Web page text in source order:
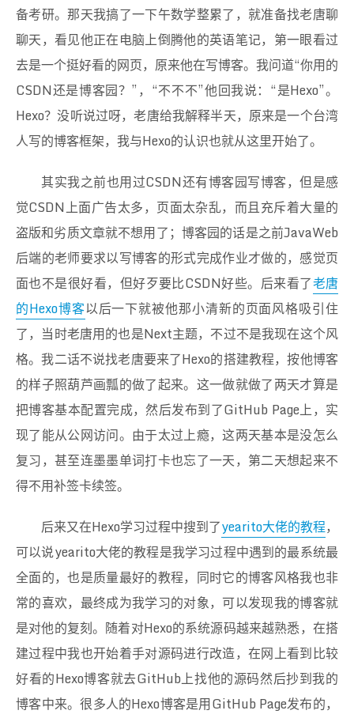
备考研。那天我搞了一下午数学整累了，就准备找老唐聊
聊天，看见他正在电脑上倒腾他的英语笔记，第一眼看过
去是一个挺好看的网页，原来他在写博客。我问道“你用的
CSDN还是博客园？”，“不不不”他回我说：“是Hexo”。
Hexo？没听说过呀，老唐给我解释半天，原来是一个台湾
人写的博客框架，我与Hexo的认识也就从这里开始了。
其实我之前也用过CSDN还有博客园写博客，但是感
觉CSDN上面广告太多，页面太杂乱，而且充斥着大量的
盗版和劣质文章就不想用了；博客园的话是之前JavaWeb
后端的老师要求以写博客的形式完成作业才做的，感觉页
面也不是很好看，但好歹要比CSDN好些。后来看了老唐
的Hexo博客以后一下就被他那小清新的页面风格吸引住
了，当时老唐用的也是Next主题，不过不是我现在这个风
格。我二话不说找老唐要来了Hexo的搭建教程，按他博客
的样子照葫芦画瓢的做了起来。这一做就做了两天才算是
把博客基本配置完成，然后发布到了GitHub Page上，实
现了能从公网访问。由于太过上瘾，这两天基本是没怎么
复习，甚至连墨墨单词打卡也忘了一天，第二天想起来不
得不用补签卡续签。
后来又在Hexo学习过程中搜到了yearito大佬的教程，
可以说yearito大佬的教程是我学习过程中遇到的最系统最
全面的，也是质量最好的教程，同时它的博客风格我也非
常的喜欢，最终成为我学习的对象，可以发现我的博客就
是对他的复刻。随着对Hexo的系统源码越来越熟悉，在搭
建过程中我也开始着手对源码进行改造，在网上看到比较
好看的Hexo博客就去GitHub上找他的源码然后抄到我的
博客中来。很多人的Hexo博客是用GitHub Page发布的，